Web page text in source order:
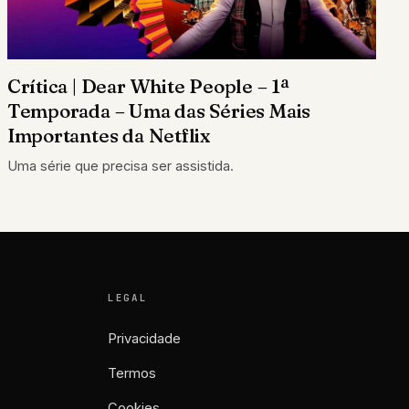
Crítica | Dear White People – 1ª
Temporada – Uma das Séries Mais
Importantes da Netflix
Uma série que precisa ser assistida.
LEGAL
Privacidade
Termos